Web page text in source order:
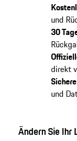
und
30
direkt
und
Ändern Sie Ihr